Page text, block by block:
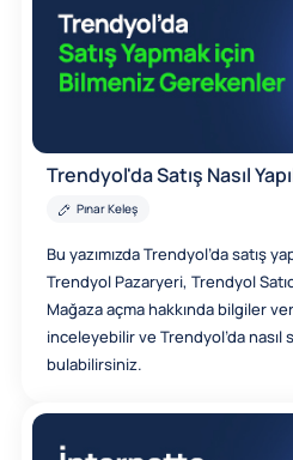
Trendyol'da Satış Nasıl
Pınar Keleş
Bu yazımızda Trendyol’da satış
Trendyol Pazaryeri, Trendyol
Mağaza açma hakkında bilgiler
inceleyebilir ve Trendyol’da nasıl
bulabilirsiniz.